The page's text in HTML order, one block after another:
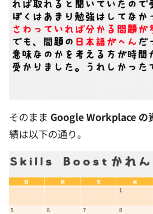
そのまま Google Workplace の
績は以下の通り。